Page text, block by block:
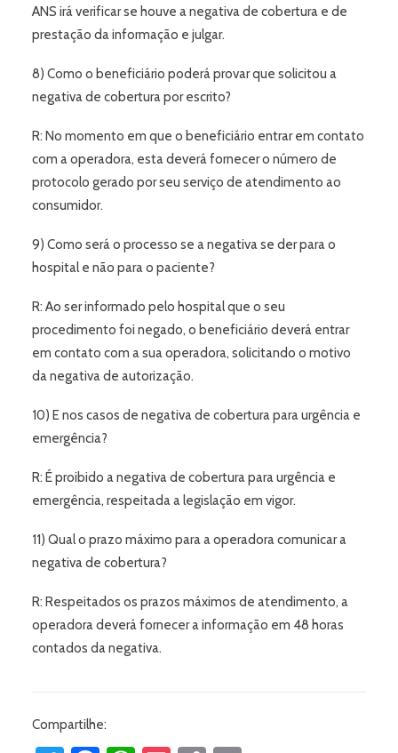
ANS irá verificar se houve a negativa de cobertura e de
prestação da informação e julgar.
8) Como o beneficiário poderá provar que solicitou a
negativa de cobertura por escrito?
R: No momento em que o beneficiário entrar em contato
com a operadora, esta deverá fornecer o número de
protocolo gerado por seu serviço de atendimento ao
consumidor.
9) Como será o processo se a negativa se der para o
hospital e não para o paciente?
R: Ao ser informado pelo hospital que o seu
procedimento foi negado, o beneficiário deverá entrar
em contato com a sua operadora, solicitando o motivo
da negativa de autorização.
10) E nos casos de negativa de cobertura para urgência e
emergência?
R: É proibido a negativa de cobertura para urgência e
emergência, respeitada a legislação em vigor.
11) Qual o prazo máximo para a operadora comunicar a
negativa de cobertura?
R: Respeitados os prazos máximos de atendimento, a
operadora deverá fornecer a informação em 48 horas
contados da negativa.
Compartilhe:
Typically replies within a day